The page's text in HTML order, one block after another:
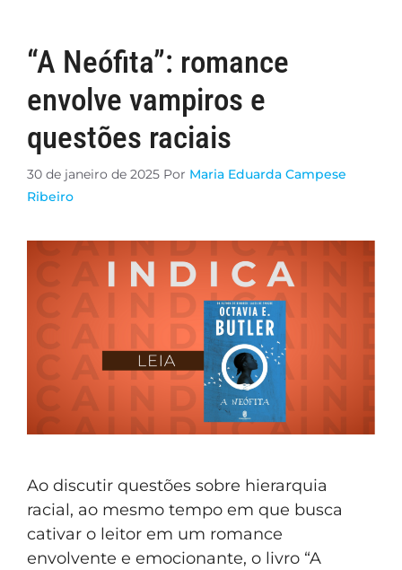
“A Neófita”: romance
envolve vampiros e
questões raciais
30 de janeiro de 2025 Por Maria Eduarda Campese
Ribeiro
Ao discutir questões sobre hierarquia
racial, ao mesmo tempo em que busca
cativar o leitor em um romance
envolvente e emocionante, o livro “A